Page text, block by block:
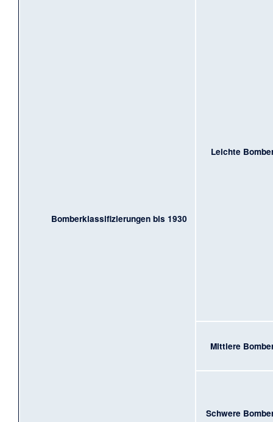
Bomberklassifizierungen bis 1930
Leichte
Mittlere
Schwere